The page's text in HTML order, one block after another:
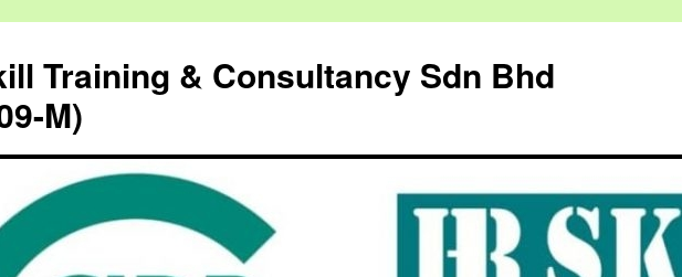
Training & Consultancy Sdn Bhd
M)